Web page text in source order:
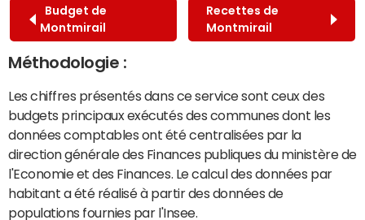
Budget de
Montmirail
Recettes de
Montmirail
Méthodologie :
Les chiffres présentés dans ce service sont ceux des
budgets principaux exécutés des communes dont les
données comptables ont été centralisées par la
direction générale des Finances publiques du ministère de
l'Economie et des Finances. Le calcul des données par
habitant a été réalisé à partir des données de
populations fournies par l'Insee.